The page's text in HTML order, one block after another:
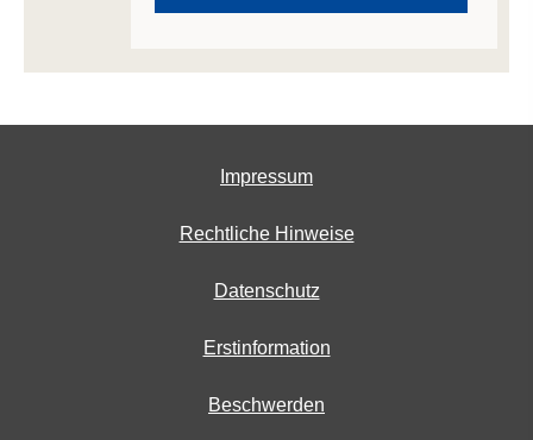
Impressum
Rechtliche Hinweise
Datenschutz
Erstinformation
Beschwerden